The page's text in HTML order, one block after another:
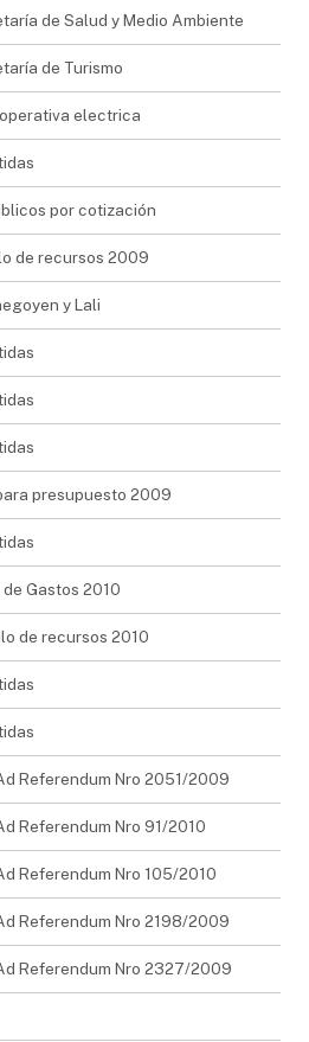
de Salud y Medio Ambiente
de Turismo
electrica
por cotización
de recursos 2009
y Lali
presupuesto 2009
Gastos 2010
de recursos 2010
Referendum Nro 2051/2009
Referendum Nro 91/2010
Referendum Nro 105/2010
Referendum Nro 2198/2009
Referendum Nro 2327/2009